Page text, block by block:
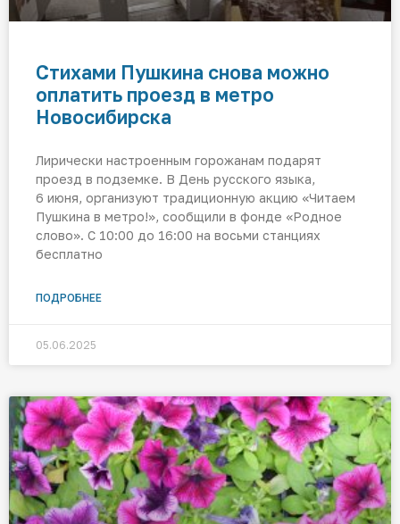
Стихами Пушкина снова можно
оплатить проезд в метро
Новосибирска
Лирически настроенным горожанам подарят
проезд в подземке. В День русского языка,
6 июня, организуют традиционную акцию «Читаем
Пушкина в метро!», сообщили в фонде «Родное
слово». С 10:00 до 16:00 на восьми станциях
бесплатно
ПОДРОБНЕЕ
05.06.2025